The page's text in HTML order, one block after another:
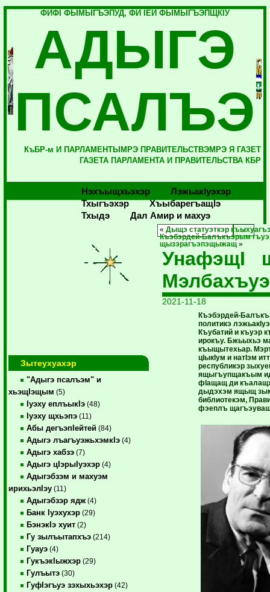
ФИФI ФЫМЫГЪЭПУД, ФИ IЕЙ ФЫМЫГЪЭПЩКIУ
АДЫГЭ
ПСАЛЪЭ
КъБР-м И ПАРЛАМЕНТЫМРЭ ПРАВИТЕЛЬСТВЭМРЭ Я ГАЗЕТ
ГАЗЕТА ПАРЛАМЕНТА И ПРАВИТЕЛЬСТВА КБР
Нэхъыщхьэхэр
Лэжьакlуэхэр
Тхыгъэхэр
Хъыбарегъащlэ
Тхыдэ
Дал Амир и махуэ
Зытеухуахэр
"Адыгэ псалъэм" и
хьэщIэщым (5)
Iуэху еплъыкIэ (48)
Iуэху щхьэпэ (11)
Абы дегъэпIейтей (84)
Адыгэ лъагъуэжьхэмкIэ (4)
Адыгэ хабзэ (7)
Адыгэ цIэрыIуэхэр (4)
Адыгэбзэм и махуэм
ирихьэлIэу (11)
Адыгэбзэр ядж (4)
Банк Iуэхухэр (29)
БэнэкIэ хуит (2)
Гу зылъытапхъэ (214)
Гуауэ (4)
ГукъэкIыжхэр (29)
Гулъытэ (30)
ГуфIэгъуэ зэхыхьэхэр (42)
«Дыщэ статуэткэр
Къэбэрдей-Балъкъэрым
щызэрагъэпэщыжащ »
УнафэщI
2021-11-18
Къэбэрдей-
политикэ
Къубатий и къуэр
ирокъу. Бжьыхьэ
къыщытехьар.
цIыкIум и натIэм
республикэр
ящыгъупщакъым
фIащащ ди
дыдэхэм ящыщ
библиотекэм,
фэеплъ